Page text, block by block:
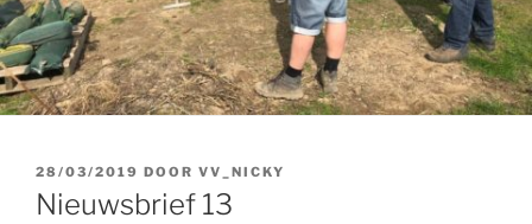
GEPLAATST
OP
28/03/2019 DOOR VV_NICKY
Nieuwsbrief 13